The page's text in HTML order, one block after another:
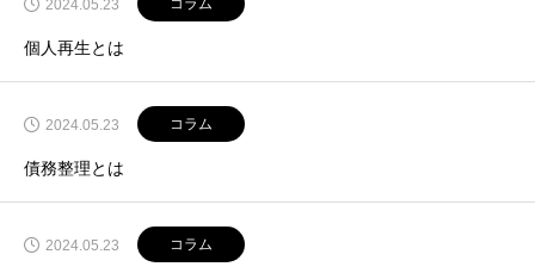
2024.05.23 コラム
個人再生とは
2024.05.23 コラム
債務整理とは
2024.05.23 コラム